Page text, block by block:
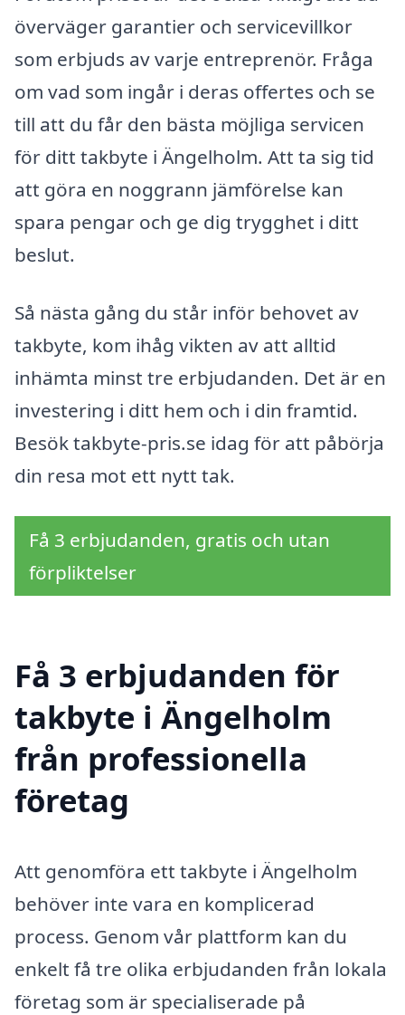
överväger garantier och servicevillkor
som erbjuds av varje entreprenör. Fråga
om vad som ingår i deras offertes och se
till att du får den bästa möjliga servicen
för ditt takbyte i Ängelholm. Att ta sig tid
att göra en noggrann jämförelse kan
spara pengar och ge dig trygghet i ditt
beslut.
Så nästa gång du står inför behovet av
takbyte, kom ihåg vikten av att alltid
inhämta minst tre erbjudanden. Det är en
investering i ditt hem och i din framtid.
Besök takbyte-pris.se idag för att påbörja
din resa mot ett nytt tak.
Få 3 erbjudanden, gratis och utan
förpliktelser
Få 3 erbjudanden för
takbyte i Ängelholm
från professionella
företag
Att genomföra ett takbyte i Ängelholm
behöver inte vara en komplicerad
process. Genom vår plattform kan du
enkelt få tre olika erbjudanden från lokala
företag som är specialiserade på